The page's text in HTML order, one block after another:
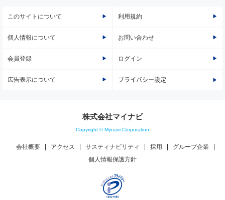
このサイトについて 利用規約
個人情報について お問い合わせ
会員登録 ログイン
広告表示について プライバシー設定
株式会社マイナビ
Copyright © Mynavi Corporation
会社概要 アクセス サスティナビリティ 採用
グループ企業
個人情報保護方針